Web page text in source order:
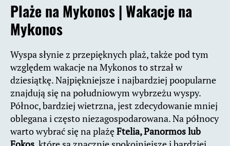
Plaże na Mykonos |Wakacje na
Mykonos
Wyspa słynie z przepięknych plaż, także pod tym
względem wakacje na Mykonos to strzał w
dziesiątkę. Najpiękniejsze i najbardziej poopularne
znajdują się na południowym wybrzeżu wyspy.
Północ, bardziej wietrzna, jest zdecydowanie mniej
oblegana i często niezagospodarowana. Na północy
warto wybrać się na plażęFtelia, Panormos lub